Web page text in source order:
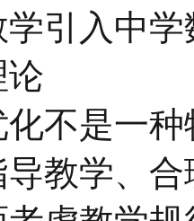
引入中
论
不是一
教学、